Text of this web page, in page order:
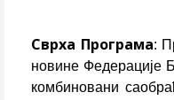
Сврха Програма:
новине Федерације
комбиновани